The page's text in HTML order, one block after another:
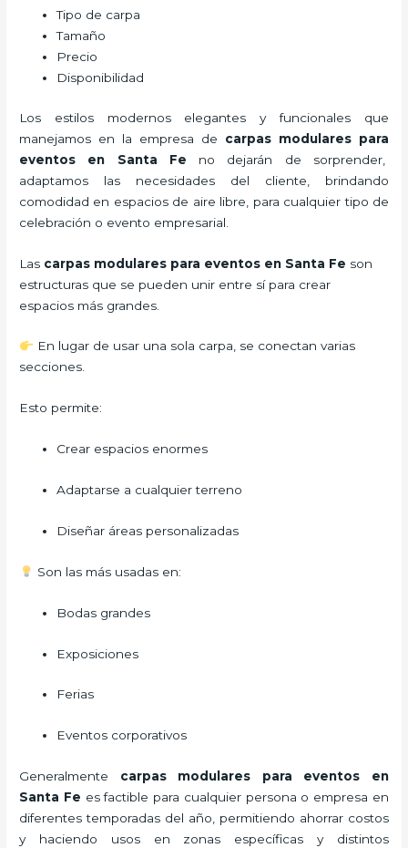
Tipo de carpa
Tamaño
Precio
Disponibilidad
Los estilos modernos elegantes y funcionales que
manejamos en la empresa de carpas modulares para
eventos en Santa Fe no dejarán de sorprender,
adaptamos las necesidades del cliente, brindando
comodidad en espacios de aire libre, para cualquier tipo de
celebración o evento empresarial.
Las carpas modulares para eventos en Santa Fe son
estructuras que se pueden unir entre sí para crear
espacios más grandes.
En lugar de usar una sola carpa, se conectan varias
secciones.
Esto permite:
Crear espacios enormes
Adaptarse a cualquier terreno
Diseñar áreas personalizadas
Son las más usadas en:
Bodas grandes
Exposiciones
Ferias
Eventos corporativos
Generalmente carpas modulares para eventos en
Santa Fe es factible para cualquier persona o empresa en
diferentes temporadas del año, permitiendo ahorrar costos
y haciendo usos en zonas específicas y distintos